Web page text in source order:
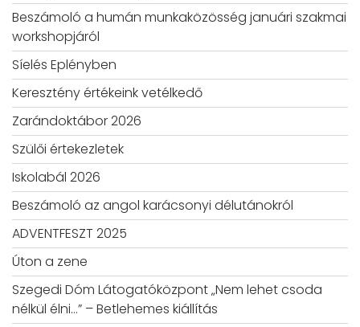
Beszámoló a humán munkaközösség januári szakmai
workshopjáról
Síelés Eplényben
Keresztény értékeink vetélkedő
Zarándoktábor 2026
Szülői értekezletek
Iskolabál 2026
Beszámoló az angol karácsonyi délutánokról
ADVENTFESZT 2025
Úton a zene
Szegedi Dóm Látogatóközpont „Nem lehet csoda
nélkül élni…” – Betlehemes kiállítás